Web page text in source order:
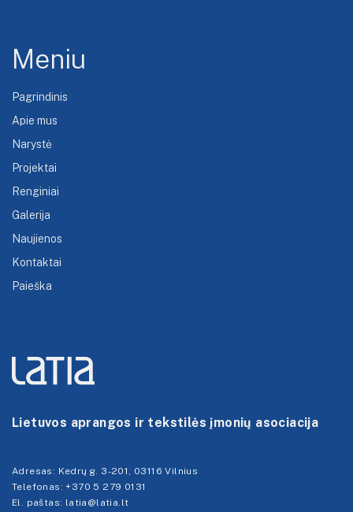
Meniu
Pagrindinis
Apie mus
Narystė
Projektai
Renginiai
Galerija
Naujienos
Kontaktai
Paieška
Lietuvos aprangos ir tekstilės įmonių asociacija
Adresas: Kedrų g. 3-201, 03116 Vilnius
Telefonas: +370 5 279 0131
El. paštas: latia@latia.lt